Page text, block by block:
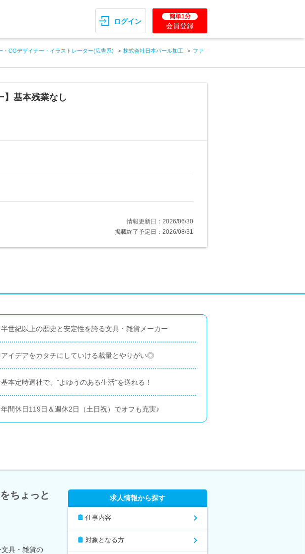
ログイン
簡単1分
会員登録
・CGデザイナー・イラストレーター(広告系) 株式会社日本パール加工
ファ
】基本残業なし
情報更新日：2026/06/30
掲載終了予定日：2026/08/31
世紀以上の歴史と安定性を誇る文具・雑貨メーカー
イデアをカタチにしていける裁量とやりがい◎
本定時退社で、”よゆうのある生活”を送れる！
間休日119日＆週休2日（土日祝）でオフも充実♪
ちょっと
具・雑貨の
求人情報から探す
仕事内容
対象となる方